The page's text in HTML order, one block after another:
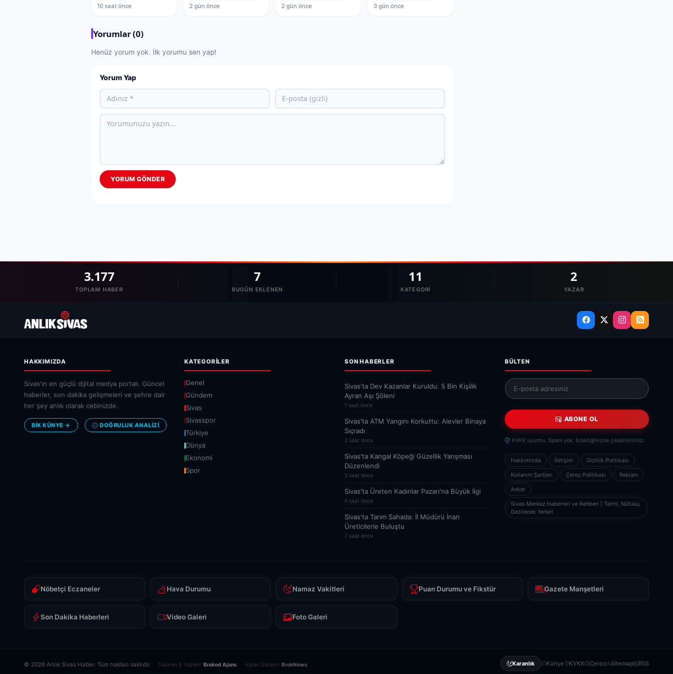
10 saat önce 2 gün önce 2 gün önce 3 gün önce
Yorumlar (0)
Henüz yorum yok. İlk yorumu sen yap!
Yorum Yap
YORUM GÖNDER
3.177
TOPLAM HABER
7
BUGÜN EKLENEN
11
KATEGORI
2
YAZAR
HAKKIMIZDA
Sivas'ın en güçlü dijital medya portalı. Güncel
haberler, son dakika gelişmeleri ve şehre dair
her şey anlık olarak cebinizde.
BİK KÜNYE → DOĞRULUK ANALIZI
KATEGORILER
Genel
Gündem
Sivas
Sivasspor
Türkiye
Dünya
Ekonomi
Spor
SON HABERLER
Sivas'ta Dev Kazanlar Kuruldu: 5 Bin Kişilik
Ayran Aşı Şöleni
1 saat önce
Sivas'ta ATM Yangını Korkuttu: Alevler Binaya
Sıçradı
2 saat önce
Sivas'ta Kangal Köpeği Güzellik Yarışması
Düzenlendi
2 saat önce
Sivas'ta Üreten Kadınlar Pazarı'na Büyük İlgi
6 saat önce
Sivas'ta Tarım Sahada: İl Müdürü İnan
Üreticilerle Buluştu
7 saat önce
BÜLTEN
ABONE OL
KVKK uyumlu. Spam yok. İstediğinizde çıkabilirsiniz.
Hakkımızda İletişim Gizlilik Politikası
Kullanım Şartları Çerez Politikası Reklam
Anket
Sivas Merkez Haberleri ve Rehberi | Tarihi, Nüfusu,
Gezilecek Yerleri
Nöbetçi Eczaneler Hava Durumu Namaz Vakitleri Puan Durumu ve Fikstür Gazete Manşetleri
Son Dakika Haberleri Video Galeri Foto Galeri
© 2026 Anlık Sivas Haber. Tüm hakları saklıdır. Tasarım & Yazılım: Brokod Ajans · Haber Sistemi: BrokNews Karanlık Künye KVKK Çerez Sitemap RSS